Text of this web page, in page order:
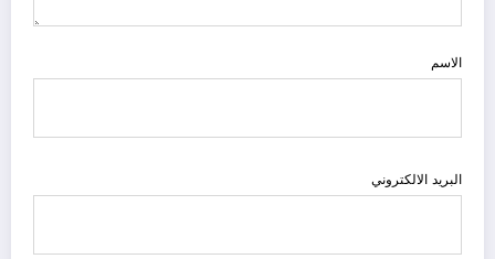
الاسم
البريد الالكتروني